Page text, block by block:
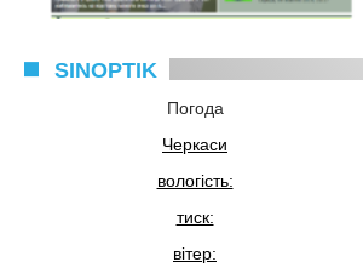
SINOPTIK
Погода
Черкаси
вологість:
тиск:
вітер: